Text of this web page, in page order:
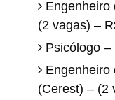
Engenheiro
(2 vagas) –
Psicólogo –
Engenheiro
(Cerest) – (2